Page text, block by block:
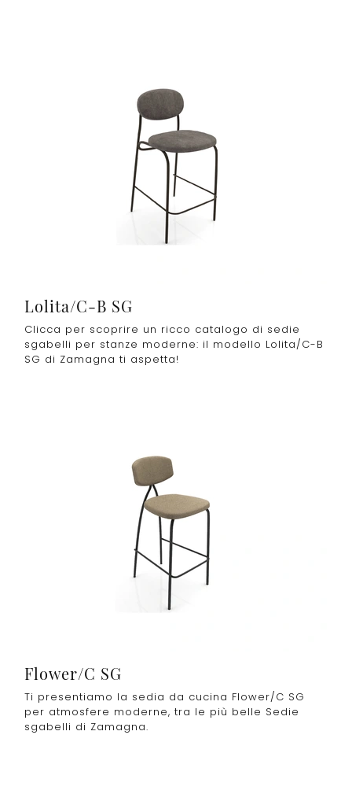
Lolita/C-B SG
Clicca per scoprire un ricco catalogo di sedie
sgabelli per stanze moderne: il modello Lolita/C-B
SG di Zamagna ti aspetta!
Flower/C SG
Ti presentiamo la sedia da cucina Flower/C SG
per atmosfere moderne, tra le più belle Sedie
sgabelli di Zamagna.